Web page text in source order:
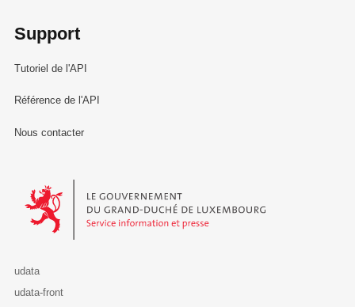
Support
Tutoriel de l'API
Référence de l'API
Nous contacter
Le Gouvernement du Grand-Duché de Luxembourg - Service
udata
udata-front